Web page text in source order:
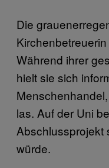
Die
Während ihrer
hielt sie sich
las. Auf der Uni
Abschlussprojekt
würde.